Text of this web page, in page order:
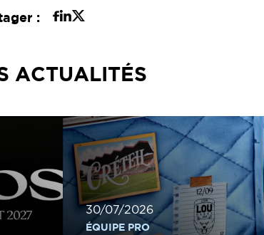
:
ACTUALITÉS
30/07/2026
ÉQUIPE PRO